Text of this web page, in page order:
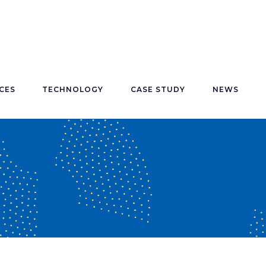
TECHNOLOGY CASE STUDY NEWS